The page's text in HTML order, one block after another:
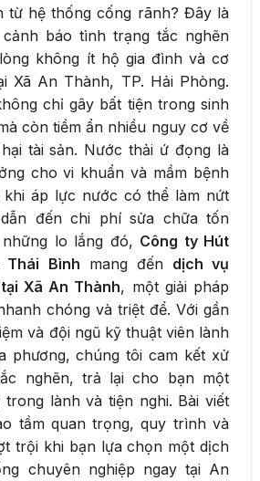
từ hệ thống cống rãnh? Đây là
báo tình trạng tắc nghẽn
không ít hộ gia đình và cơ
Xã An Thành, TP. Hải Phòng.
chỉ gây bất tiện trong sinh
còn tiềm ẩn nhiều nguy cơ về
tài sản. Nước thải ứ đọng là
cho vi khuẩn và mầm bệnh
khi áp lực nước có thể làm nứt
đến chi phí sửa chữa tốn
lo lắng đó, Công ty Hút
Thái Bình mang đến dịch vụ
Xã An Thành, một giải pháp
chóng và triệt để. Với gần
và đội ngũ kỹ thuật viên lành
phương, chúng tôi cam kết xử
nghẽn, trả lại cho bạn một
trong lành và tiện nghi. Bài viết
tầm quan trọng, quy trình và
trội khi bạn lựa chọn một dịch
chuyên nghiệp ngay tại An